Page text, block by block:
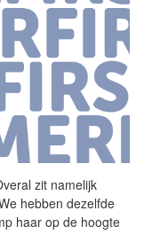
zit namelijk
hebben dezelfde
haar op de hoogte